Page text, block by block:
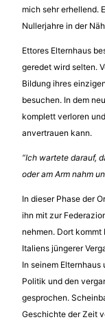
mich sehr erhellend.
Nullerjahre in der
Ettores Elternhaus
geredet wird selten.
Bildung ihres
besuchen. In dem
komplett verloren
anvertrauen kann.
“Ich wartete darauf,
oder am Arm nahm
In dieser Phase der
ihn mit zur
nehmen. Dort
Italiens jüngerer
In seinem
Politik und den
gesprochen.
Geschichte der Zeit